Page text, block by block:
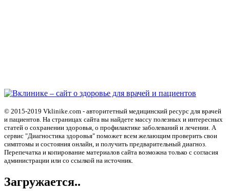
© 2015-2019 Vklinike.com - авторитетный медицинский ресурс для врачей
и пациентов. На страницах сайта вы найдете массу полезных и интересных
статей о сохранении здоровья, о профилактике заболеваний и лечении. А
сервис "Диагностика здоровья" поможет всем желающим проверить свои
симптомы и состояния онлайн, и получить предварительный диагноз.
Перепечатка и копирование материалов сайта возможна только с согласия
администрации или со ссылкой на источник.
Загружается..